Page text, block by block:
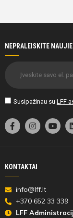
NEPRALEISKITE
Susipažinau su LFF
KONTAKTAI
info@lff.lt
+370 652 33 339
LFF